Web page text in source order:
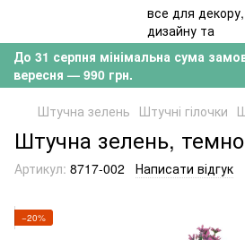
До 31 серпня мінімальна сума
вересня — 990 грн.
Штучна зелень Штучні гілочки
Штучна зелень,
Артикул: 8717-002 Написати відгук
−20%